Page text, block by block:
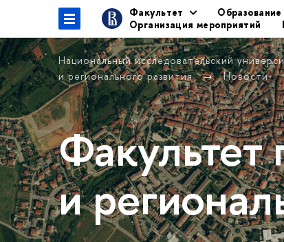
Факультет Образование
Организация мероприятий
Национальный исследовательский
и регионального развития
Новости
Факультет
и